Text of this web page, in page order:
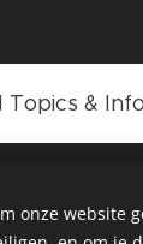
Topics &
onze website